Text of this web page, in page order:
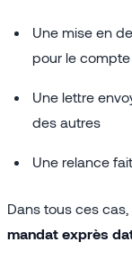
Une mise en
pour le
Une lettre
des autres
Une relance
Dans tous ces
mandat exprès